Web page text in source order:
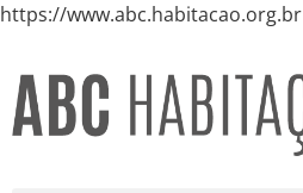
https://www.abc.habitacao.org.br